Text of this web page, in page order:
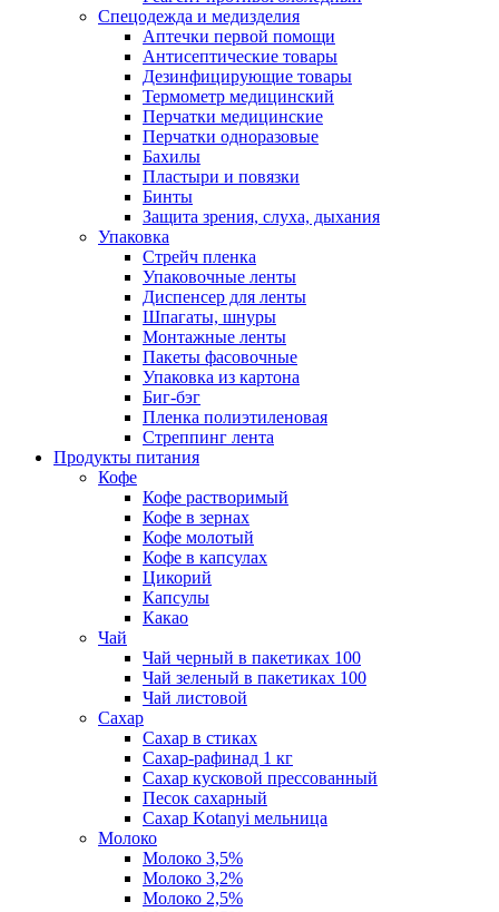
Спецодежда и медизделия
Аптечки первой помощи
Антисептические товары
Дезинфицирующие товары
Термометр медицинский
Перчатки медицинские
Перчатки одноразовые
Бахилы
Пластыри и повязки
Бинты
Защита зрения, слуха, дыхания
Упаковка
Стрейч пленка
Упаковочные ленты
Диспенсер для ленты
Шпагаты, шнуры
Монтажные ленты
Пакеты фасовочные
Упаковка из картона
Биг-бэг
Пленка полиэтиленовая
Стреппинг лента
Продукты питания
Кофе
Кофе растворимый
Кофе в зернах
Кофе молотый
Кофе в капсулах
Цикорий
Капсулы
Какао
Чай
Чай черный в пакетиках 100
Чай зеленый в пакетиках 100
Чай листовой
Сахар
Сахар в стиках
Сахар-рафинад 1 кг
Сахар кусковой прессованный
Песок сахарный
Сахар Kotanyi мельница
Молоко
Молоко 3,5%
Молоко 3,2%
Молоко 2,5%